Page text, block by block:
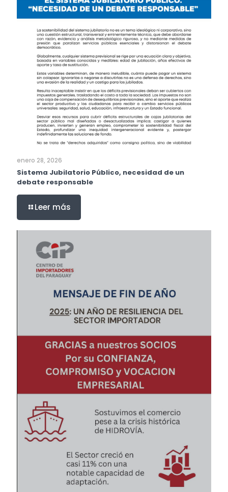
enero 28, 2026
Sistema Jubilatorio Público, necesidad de un
debate responsable
Leer más